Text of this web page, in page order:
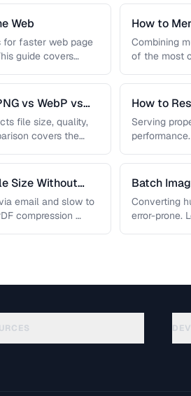
Web
for faster web page
guide covers
How to
Combining
of the most
vs WebP vs
file size, quality,
covers the
How to
Quality
Serving
Size Without
email and slow to
compression …
Batch
Processing
Converting
error-prone.